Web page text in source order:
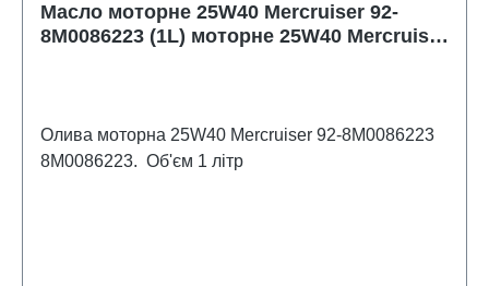
Масло моторне 25W40 Mercruiser 92-
8M0086223 (1L) моторне 25W40 Mercruiser
Олива моторна 25W40 Mercruiser 92-8M0086223
8M0086223. Об'єм 1 літр